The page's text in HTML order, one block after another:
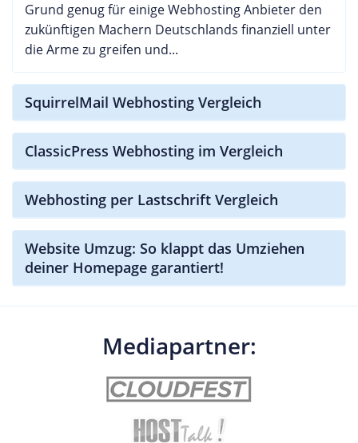
Grund genug für einige Webhosting Anbieter den
zukünftigen Machern Deutschlands finanziell unter
die Arme zu greifen und...
SquirrelMail Webhosting Vergleich
ClassicPress Webhosting im Vergleich
Webhosting per Lastschrift Vergleich
Website Umzug: So klappt das Umziehen
deiner Homepage garantiert!
Mediapartner: